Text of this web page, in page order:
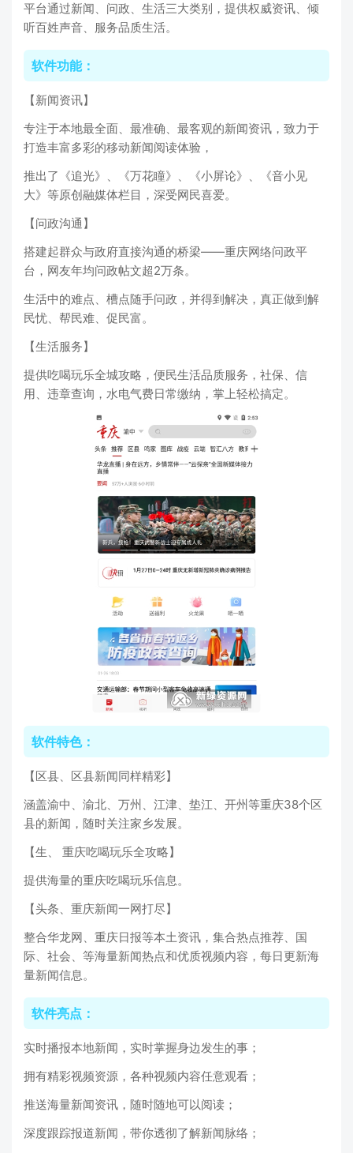
平台通过新闻、问政、生活三大类别，提供权威资讯、倾
听百姓声音、服务品质生活。
软件功能：
【新闻资讯】
专注于本地最全面、最准确、最客观的新闻资讯，致力于
打造丰富多彩的移动新闻阅读体验，
推出了《追光》、《万花瞳》、《小屏论》、《音小见
大》等原创融媒体栏目，深受网民喜爱。
【问政沟通】
搭建起群众与政府直接沟通的桥梁——重庆网络问政平
台，网友年均问政帖文超2万条。
生活中的难点、槽点随手问政，并得到解决，真正做到解
民忧、帮民难、促民富。
【生活服务】
提供吃喝玩乐全城攻略，便民生活品质服务，社保、信
用、违章查询，水电气费日常缴纳，掌上轻松搞定。
软件特色：
【区县、区县新闻同样精彩】
涵盖渝中、渝北、万州、江津、垫江、开州等重庆38个区
县的新闻，随时关注家乡发展。
【生、 重庆吃喝玩乐全攻略】
提供海量的重庆吃喝玩乐信息。
【头条、重庆新闻一网打尽】
整合华龙网、重庆日报等本土资讯，集合热点推荐、国
际、社会、等海量新闻热点和优质视频内容，每日更新海
量新闻信息。
软件亮点：
实时播报本地新闻，实时掌握身边发生的事；
拥有精彩视频资源，各种视频内容任意观看；
推送海量新闻资讯，随时随地可以阅读；
深度跟踪报道新闻，带你透彻了解新闻脉络；